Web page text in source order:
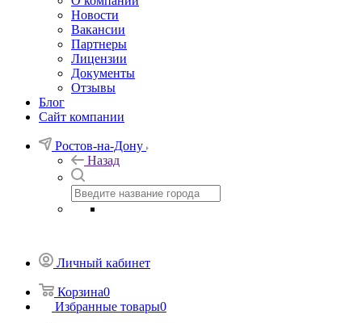
Новости
Вакансии
Партнеры
Лицензии
Документы
Отзывы
Блог
Сайт компании
Ростов-на-Дону
Назад
Личный кабинет
Корзина0
Избранные товары0